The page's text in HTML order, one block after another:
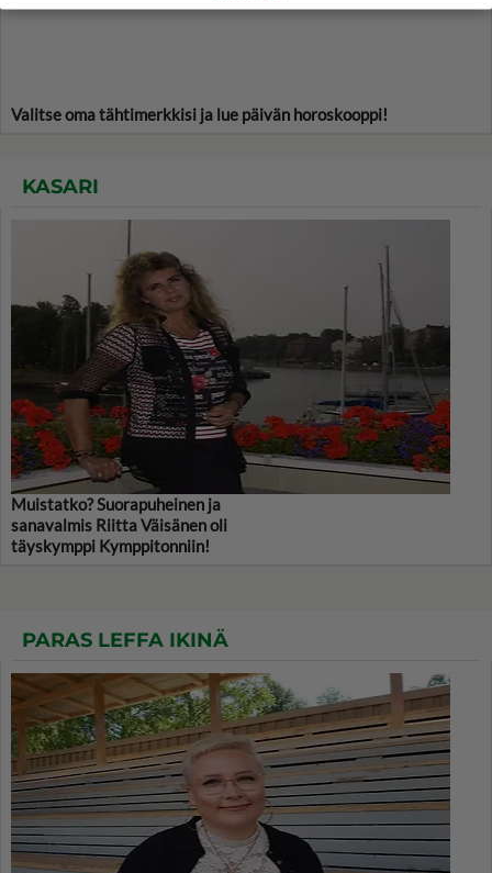
Valitse oma tähtimerkkisi ja lue päivän horoskooppi!
KASARI
Muistatko? Suorapuheinen ja
sanavalmis Riitta Väisänen oli
täyskymppi Kymppitonniin!
PARAS LEFFA IKINÄ